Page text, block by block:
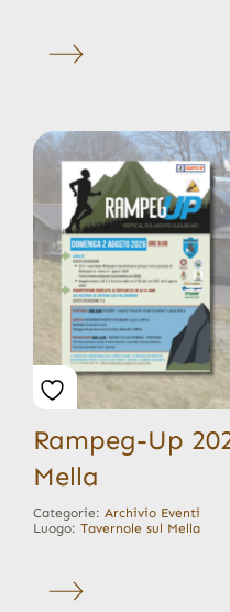
Rampeg-Up
Mella
Categorie: Archivio Eventi
Luogo: Tavernole sul Mella